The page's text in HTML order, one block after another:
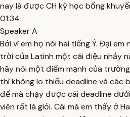
nay là được CH kỳ học bổng
01:34
Speaker A
Bởi vì em họ nói hai tiếng Ý. Đại
trời của Latinh một cái điệu nhảy
hãy nói một điểm mạnh của
thì không lo thiếu deadline và các
để mà chạy được cái deadline
viên rất là giỏi. Cái mà em thấy ở